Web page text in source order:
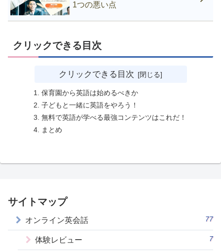
1つの悪い点
クリックできる目次
クリックできる目次
保育園から英語は始めるべきか
子どもと一緒に英語をやろう！
無料で英語が学べる最強コンテンツはこれだ！
まとめ
サイトマップ
オンライン英会話 77
体験レビュー 7